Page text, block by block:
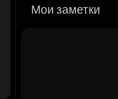
Мои заметки